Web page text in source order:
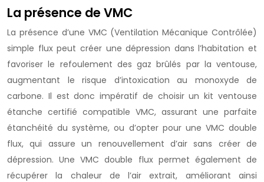
La présence de VMC
La présence d’une VMC (Ventilation Mécanique Contrôlée)
simple flux peut créer une dépression dans l’habitation et
favoriser le refoulement des gaz brûlés par la ventouse,
augmentant le risque d’intoxication au monoxyde de
carbone. Il est donc impératif de choisir un kit ventouse
étanche certifié compatible VMC, assurant une parfaite
étanchéité du système, ou d’opter pour une VMC double
flux, qui assure un renouvellement d’air sans créer de
dépression. Une VMC double flux permet également de
récupérer la chaleur de l’air extrait, améliorant ainsi